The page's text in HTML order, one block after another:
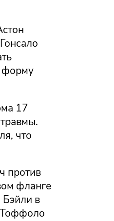
форму
17
что
против
фланге
Бэйли в
Тоффоло